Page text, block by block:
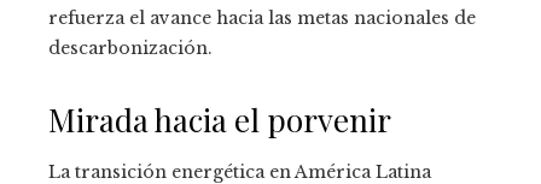
refuerza el avance hacia las metas nacionales de
descarbonización.
Mirada hacia el porvenir
La transición energética en América Latina